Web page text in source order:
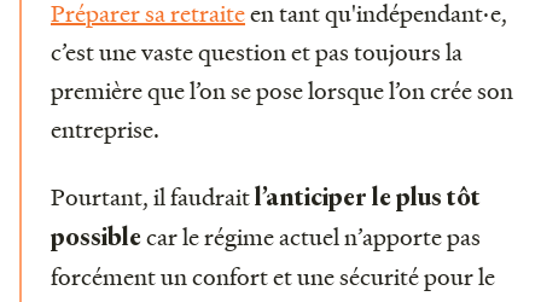
Préparer sa retraiteen tant qu'indépendant·e,
c’est une vaste question et pas toujours la
première que l’on se pose lorsque l’on crée son
entreprise.
Pourtant, il faudraitl’anticiper le plus tôt
possiblecar le régime actuel n’apporte pas
forcément un confort et une sécurité pour le